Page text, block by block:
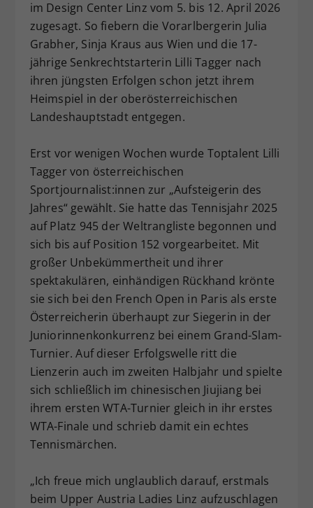
im Design Center Linz vom 5. bis 12. April 2026
zugesagt. So fiebern die Vorarlbergerin Julia
Grabher, Sinja Kraus aus Wien und die 17-
jährige Senkrechtstarterin Lilli Tagger nach
ihren jüngsten Erfolgen schon jetzt ihrem
Heimspiel in der oberösterreichischen
Landeshauptstadt entgegen.
Erst vor wenigen Wochen wurde Toptalent Lilli
Tagger von österreichischen
Sportjournalist:innen zur „Aufsteigerin des
Jahres“ gewählt. Sie hatte das Tennisjahr 2025
auf Platz 945 der Weltrangliste begonnen und
sich bis auf Position 152 vorgearbeitet. Mit
großer Unbekümmertheit und ihrer
spektakulären, einhändigen Rückhand krönte
sie sich bei den French Open in Paris als erste
Österreicherin überhaupt zur Siegerin in der
Juniorinnenkonkurrenz bei einem Grand-Slam-
Turnier. Auf dieser Erfolgswelle ritt die
Lienzerin auch im zweiten Halbjahr und spielte
sich schließlich im chinesischen Jiujiang bei
ihrem ersten WTA-Turnier gleich in ihr erstes
WTA-Finale und schrieb damit ein echtes
Tennismärchen.
„Ich freue mich unglaublich darauf, erstmals
beim Upper Austria Ladies Linz aufzuschlagen
Zweck
Dieser Wert speichert Ihre Consent-
Einstellungen. Unter anderem eine
zufällig generierte ID, für die
historische Speicherung Ihrer
vorgenommen Einstellungen, falls der
Webseiten-Betreiber dies eingestellt